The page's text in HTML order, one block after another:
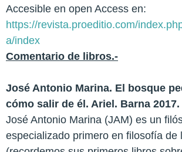
Accesible en open Access en:
https://revista.proeditio.com/
a/index
Comentario de libros.-
José Antonio Marina. El bosque
cómo salir de él. Ariel. Barna 2017.
José Antonio Marina (JAM) es un
especializado primero en filosofía de